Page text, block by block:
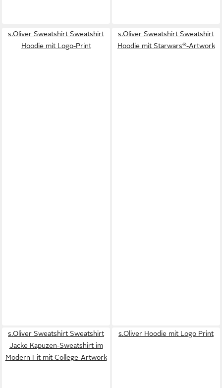
s.Oliver Sweatshirt Sweatshirt
Hoodie mit Logo-Print
s.Oliver Sweatshirt Sweatshirt
Hoodie mit Starwars®-Artwork
s.Oliver Sweatshirt Sweatshirt
Jacke Kapuzen-Sweatshirt im
Modern Fit mit College-Artwork
s.Oliver Hoodie mit Logo Print